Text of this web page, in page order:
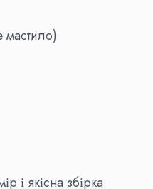
мастило)
і якісна збірка.